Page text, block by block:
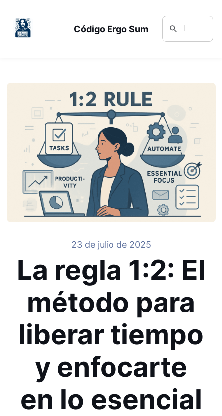
Código Ergo Sum
23 de julio de 2025
La regla 1:2: El
método para
liberar tiempo
y enfocarte
en lo esencial